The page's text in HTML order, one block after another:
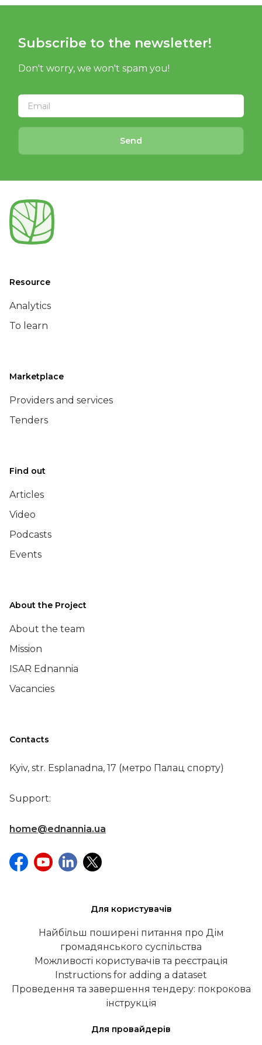
Subscribe to the newsletter!
Don't worry, we won't spam you!
Send
Resource
Analytics
To learn
Marketplace
Providers and services
Tenders
Find out
Articles
Video
Podcasts
Events
About the Project
About the team
Mission
ISAR Ednannia
Vacancies
Contacts
Kyiv, str. Esplanadna, 17 (метро Палац спорту)
Support:
home@ednannia.ua
Для користувачів
Найбільш поширені питання про Дім
громадянського суспільства
Можливості користувачів та реєстрація
Instructions for adding a dataset
Проведення та завершення тендеру: покрокова
інструкція
Для провайдерів